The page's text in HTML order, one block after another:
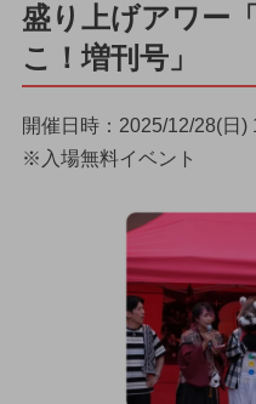
盛り上げアワー
こ！増刊号」
開催日時：2025/12/28(日)
※入場無料イベント